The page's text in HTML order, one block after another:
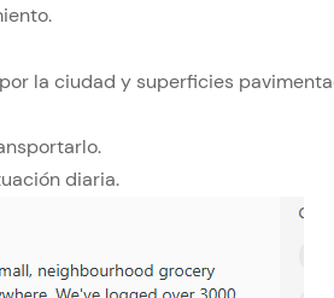
la ciudad y superficies
diaria.